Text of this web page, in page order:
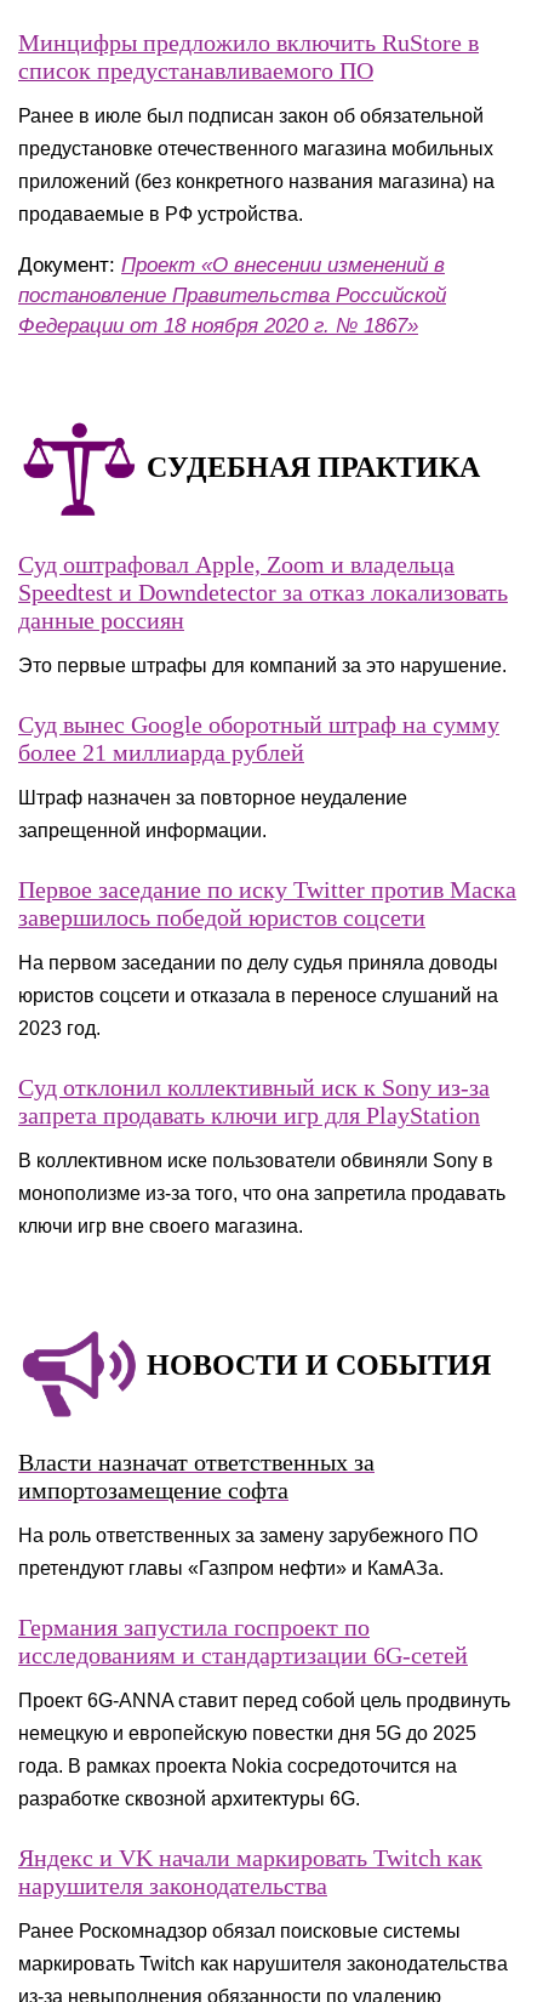
Минцифры предложило включить RuStore в
список предустанавливаемого ПО
Ранее в июле был подписан закон об обязательной
предустановке отечественного магазина мобильных
приложений (без конкретного названия магазина) на
продаваемые в РФ устройства.
Документ: Проект «О внесении изменений в
постановление Правительства Российской
Федерации от 18 ноября 2020 г. № 1867»
СУДЕБНАЯ ПРАКТИКА
Суд оштрафовал Apple, Zoom и владельца
Speedtest и Downdetector за отказ локализовать
данные россиян
Это первые штрафы для компаний за это нарушение.
Суд вынес Google оборотный штраф на сумму
более 21 миллиарда рублей
Штраф назначен за повторное неудаление
запрещенной информации.
Первое заседание по иску Twitter против Маска
завершилось победой юристов соцсети
На первом заседании по делу судья приняла доводы
юристов соцсети и отказала в переносе слушаний на
2023 год.
Суд отклонил коллективный иск к Sony из-за
запрета продавать ключи игр для PlayStation
В коллективном иске пользователи обвиняли Sony в
монополизме из-за того, что она запретила продавать
ключи игр вне своего магазина.
НОВОСТИ И СОБЫТИЯ
Власти назначат ответственных за
импортозамещение софта
На роль ответственных за замену зарубежного ПО
претендуют главы «Газпром нефти» и КамАЗа.
Германия запустила госпроект по
исследованиям и стандартизации 6G-сетей
Проект 6G-ANNA ставит перед собой цель продвинуть
немецкую и европейскую повестки дня 5G до 2025
года. В рамках проекта Nokia сосредоточится на
разработке сквозной архитектуры 6G.
Яндекс и VK начали маркировать Twitch как
нарушителя законодательства
Ранее Роскомнадзор обязал поисковые системы
маркировать Twitch как нарушителя законодательства
из-за невыполнения обязанности по удалению